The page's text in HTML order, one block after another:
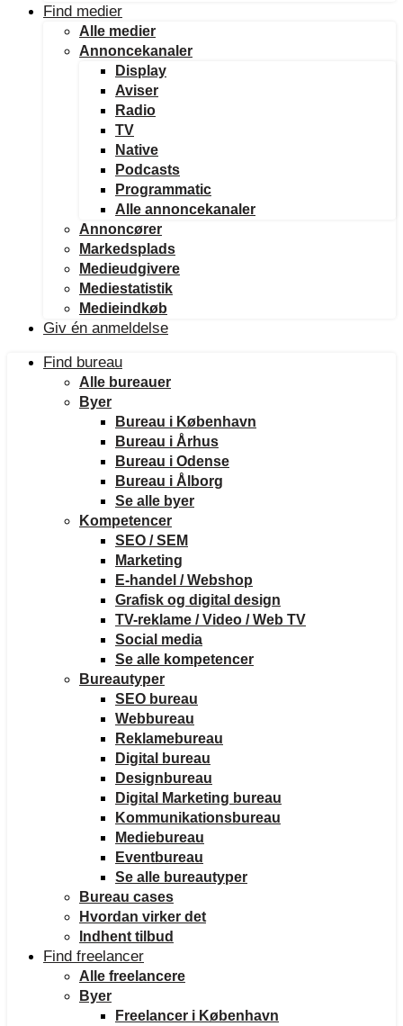
Find medier
Alle medier
Annoncekanaler
Display
Aviser
Radio
TV
Native
Podcasts
Programmatic
Alle annoncekanaler
Annoncører
Markedsplads
Medieudgivere
Mediestatistik
Medieindkøb
Giv én anmeldelse
Find bureau
Alle bureauer
Byer
Bureau i København
Bureau i Århus
Bureau i Odense
Bureau i Ålborg
Se alle byer
Kompetencer
SEO / SEM
Marketing
E-handel / Webshop
Grafisk og digital design
TV-reklame / Video / Web TV
Social media
Se alle kompetencer
Bureautyper
SEO bureau
Webbureau
Reklamebureau
Digital bureau
Designbureau
Digital Marketing bureau
Kommunikationsbureau
Mediebureau
Eventbureau
Se alle bureautyper
Bureau cases
Hvordan virker det
Indhent tilbud
Find freelancer
Alle freelancere
Byer
Freelancer i København